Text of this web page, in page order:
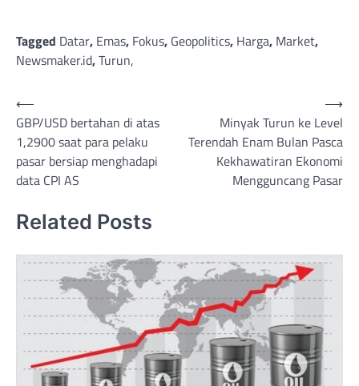
Tagged Datar, Emas, Fokus, Geopolitics, Harga, Market,
Newsmaker.id,Turun,
Post
navigation
⟵
GBP/USD bertahan di atas
1,2900 saat para pelaku
pasar bersiap menghadapi
data CPI AS
Minyak Turun ke Level
Terendah Enam Bulan Pasca
Kekhawatiran Ekonomi
Mengguncang Pasar
⟶
Related Posts